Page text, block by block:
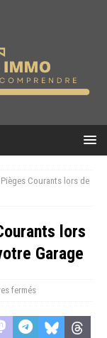
Courants lors de
lors
Garage
fermés